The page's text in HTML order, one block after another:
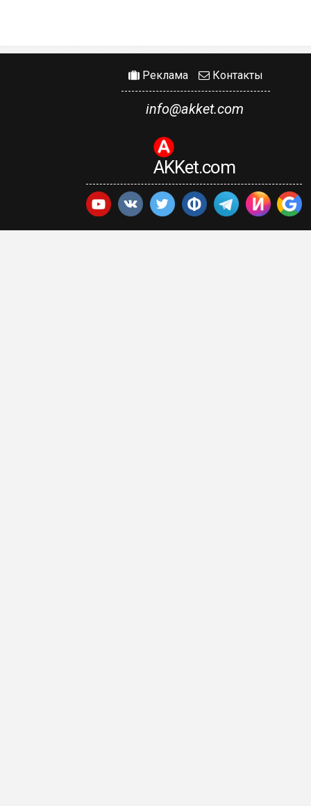
Реклама Контакты
info@akket.com
AKKet.com